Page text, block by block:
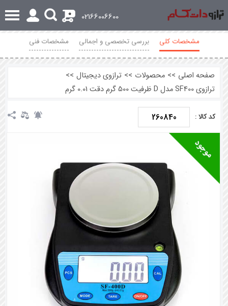
02166006600
0
مشخصات کلی بررسی تخصصی و اجمالی مشخصات فنی
صفحه اصلی >> محصولات >> ترازوی دیجیتال >>
ترازوی SF400 مدل D ظرفیت 500 گرم دقت 0.01 گرم
کد کالا : 260840